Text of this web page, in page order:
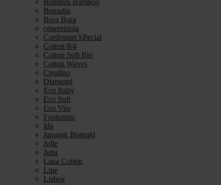
Bommix Bamboo
Bomulin
Bora Bora
cenerentola
Cordonnet SPecial
Cotton 8/4
Cotton Soft Bio
Cotton Waves
Crealino
Diamond
Eco Baby
Eco Soft
Eco Vita
Footprints
Ida
Japansk Bomuld
Julie
Jutta
Lana Cotton
Line
Lisboa